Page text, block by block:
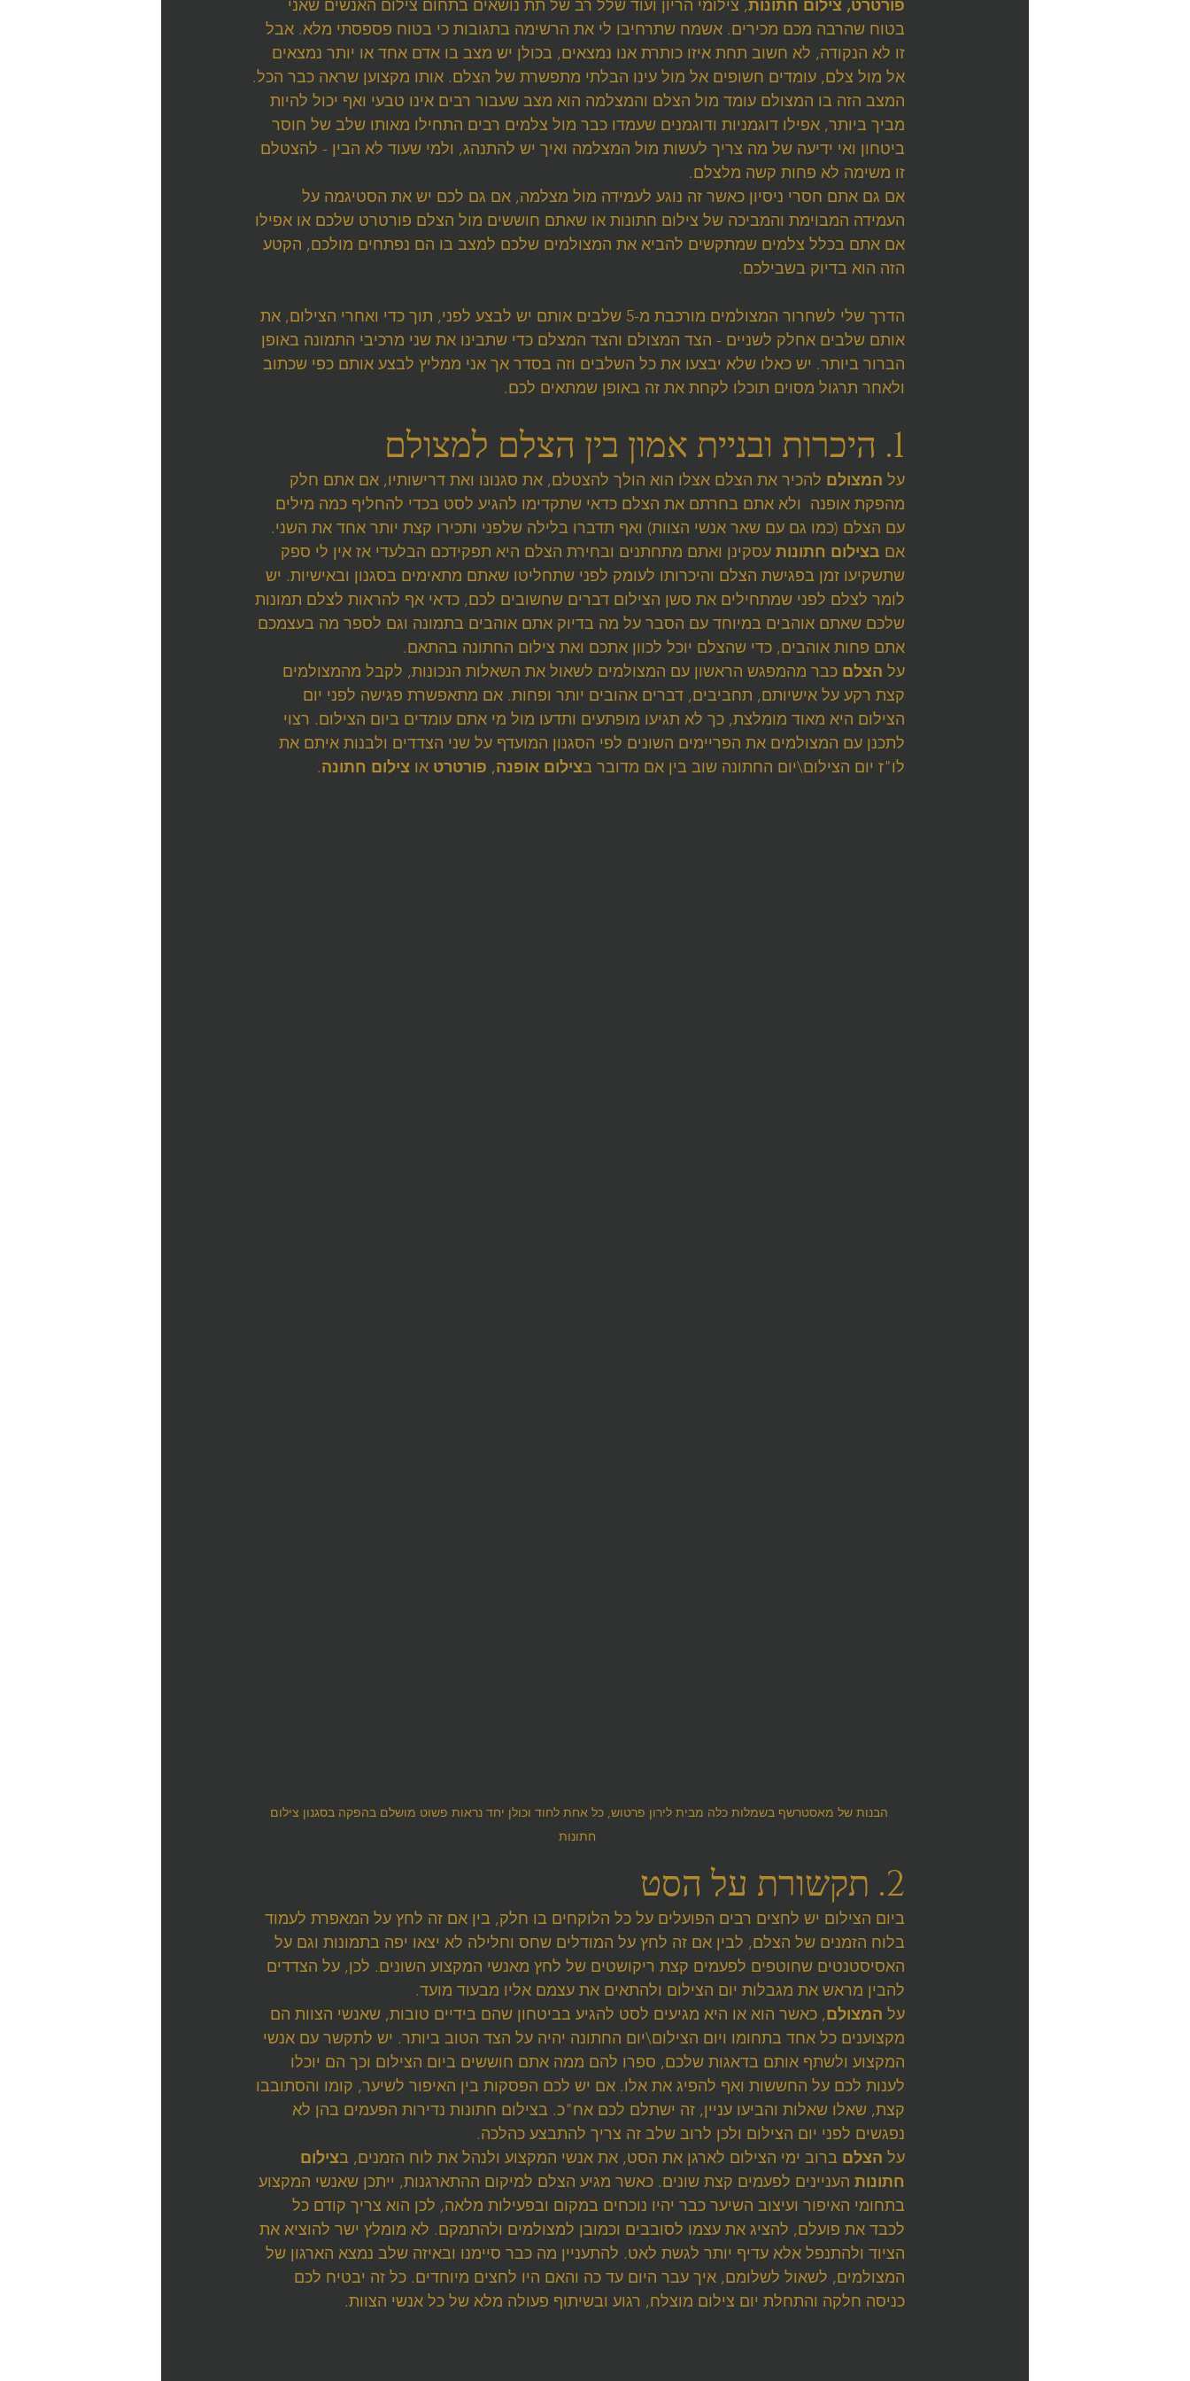
פורטרט, צילום חתונות, צילומי הריון ועוד שלל רב של תת נושאים בתחום צילום האנשים שאני
בטוח שהרבה מכם מכירים. אשמח שתרחיבו לי את הרשימה בתגובות כי בטוח פספסתי מלא. אבל
זו לא הנקודה, לא חשוב תחת איזו כותרת אנו נמצאים, בכולן יש מצב בו אדם אחד או יותר נמצאים
אל מול צלם, עומדים חשופים אל מול עינו הבלתי מתפשרת של הצלם. אותו מקצוען שראה כבר הכל.
המצב הזה בו המצולם עומד מול הצלם והמצלמה הוא מצב שעבור רבים אינו טבעי ואף יכול להיות
מביך ביותר, אפילו דוגמניות ודוגמנים שעמדו כבר מול צלמים רבים התחילו מאותו שלב של חוסר
ביטחון ואי ידיעה של מה צריך לעשות מול המצלמה ואיך יש להתנהג, ולמי שעוד לא הבין - להצטלם
זו משימה לא פחות קשה מלצלם.
אם גם אתם חסרי ניסיון כאשר זה נוגע לעמידה מול מצלמה, אם גם לכם יש את הסטיגמה על
העמידה המבוימת והמביכה של צילום חתונות או שאתם חוששים מול הצלם פורטרט שלכם או אפילו
אם אתם בכלל צלמים שמתקשים להביא את המצולמים שלכם למצב בו הם נפתחים מולכם, הקטע
הזה הוא בדיוק בשבילכם.
הדרך שלי לשחרור המצולמים מורכבת מ-5 שלבים אותם יש לבצע לפני, תוך כדי ואחרי הצילום, את
אותם שלבים אחלק לשניים - הצד המצולם והצד המצלם כדי שתבינו את שני מרכיבי התמונה באופן
הברור ביותר. יש כאלו שלא יבצעו את כל השלבים וזה בסדר אך אני ממליץ לבצע אותם כפי שכתוב
ולאחר תרגול מסוים תוכלו לקחת את זה באופן שמתאים לכם.
1. היכרות ובניית אמון בין הצלם למצולם
על המצולם להכיר את הצלם אצלו הוא הולך להצטלם, את סגנונו ואת דרישותיו, אם אתם חלק
מהפקת אופנה  ולא אתם בחרתם את הצלם כדאי שתקדימו להגיע לסט בכדי להחליף כמה מילים
עם הצלם (כמו גם עם שאר אנשי הצוות) ואף תדברו בלילה שלפני ותכירו קצת יותר אחד את השני.
אם בצילום חתונות עסקינן ואתם מתחתנים ובחירת הצלם היא תפקידכם הבלעדי אז אין לי ספק
שתשקיעו זמן בפגישת הצלם והיכרותו לעומק לפני שתחליטו שאתם מתאימים בסגנון ובאישיות. יש
לומר לצלם לפני שמתחילים את סשן הצילום דברים שחשובים לכם, כדאי אף להראות לצלם תמונות
שלכם שאתם אוהבים במיוחד עם הסבר על מה בדיוק אתם אוהבים בתמונה וגם לספר מה בעצמכם
אתם פחות אוהבים, כדי שהצלם יוכל לכוון אתכם ואת צילום החתונה בהתאם.
על הצלם כבר מהמפגש הראשון עם המצולמים לשאול את השאלות הנכונות, לקבל מהמצולמים
קצת רקע על אישיותם, תחביבים, דברים אהובים יותר ופחות. אם מתאפשרת פגישה לפני יום
הצילום היא מאוד מומלצת, כך לא תגיעו מופתעים ותדעו מול מי אתם עומדים ביום הצילום. רצוי
לתכנן עם המצולמים את הפריימים השונים לפי הסגנון המועדף על שני הצדדים ולבנות איתם את
לו"ז יום הצילום\יום החתונה שוב בין אם מדובר בצילום אופנה, פורטרט או צילום חתונה.
הבנות של מאסטרשף בשמלות כלה מבית לירון פרטוש, כל אחת לחוד וכולן יחד נראות פשוט מושלם בהפקה בסגנון צילום
חתונות
2. תקשורת על הסט
ביום הצילום יש לחצים רבים הפועלים על כל הלוקחים בו חלק, בין אם זה לחץ על המאפרת לעמוד
בלוח הזמנים של הצלם, לבין אם זה לחץ על המודלים שחס וחלילה לא יצאו יפה בתמונות וגם על
האסיסטנטים שחוטפים לפעמים קצת ריקושטים של לחץ מאנשי המקצוע השונים. לכן, על הצדדים
להבין מראש את מגבלות יום הצילום ולהתאים את עצמם אליו מבעוד מועד.
על המצולם, כאשר הוא או היא מגיעים לסט להגיע בביטחון שהם בידיים טובות, שאנשי הצוות הם
מקצוענים כל אחד בתחומו ויום הצילום\יום החתונה יהיה על הצד הטוב ביותר. יש לתקשר עם אנשי
המקצוע ולשתף אותם בדאגות שלכם, ספרו להם ממה אתם חוששים ביום הצילום וכך הם יוכלו
לענות לכם על החששות ואף להפיג את אלו. אם יש לכם הפסקות בין האיפור לשיער, קומו והסתובבו
קצת, שאלו שאלות והביעו עניין, זה ישתלם לכם אח"כ. בצילום חתונות נדירות הפעמים בהן לא
נפגשים לפני יום הצילום ולכן לרוב שלב זה צריך להתבצע כהלכה.
על הצלם ברוב ימי הצילום לארגן את הסט, את אנשי המקצוע ולנהל את לוח הזמנים, בצילום
חתונות העניינים לפעמים קצת שונים. כאשר מגיע הצלם למיקום ההתארגנות, ייתכן שאנשי המקצוע
בתחומי האיפור ועיצוב השיער כבר יהיו נוכחים במקום ובפעילות מלאה, לכן הוא צריך קודם כל
לכבד את פועלם, להציג את עצמו לסובבים וכמובן למצולמים ולהתמקם. לא מומלץ ישר להוציא את
הציוד ולהתנפל אלא עדיף יותר לגשת לאט. להתעניין מה כבר סיימנו ובאיזה שלב נמצא הארגון של
המצולמים, לשאול לשלומם, איך עבר היום עד כה והאם היו לחצים מיוחדים. כל זה יבטיח לכם
כניסה חלקה והתחלת יום צילום מוצלח, רגוע ובשיתוף פעולה מלא של כל אנשי הצוות.